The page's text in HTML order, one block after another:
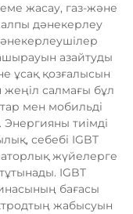
жасау, газ-және
дәнекерлеу
азайтуды
ұсақ қозғалысын
салмағы бұл
мен мобильді
тиімді
себебі IGBT
жүйелерге
IGBT
бағасы
жабысуын